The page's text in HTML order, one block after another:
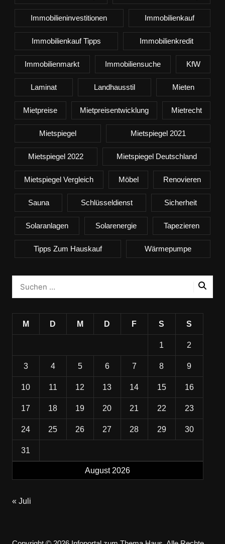
Immobilieninvestitionen Immobilienkauf
Immobilienkauf Tipps Immobilienkredit
Immobilienmarkt Immobiliensuche KfW
Laminat Landhausstil Mieten
Mietpreise Mietpreisentwicklung Mietrecht
Mietspiegel Mietspiegel 2021
Mietspiegel 2022 Mietspiegel Deutschland
Mietspiegel Vergleich Möbel Renovieren
Sauna Schlüsseldienst Sicherheit
Solaranlagen Solarenergie Tapezieren
Tipps Zum Hauskauf Wärmepumpe
August 2026
M D M D F S S
1 2
3 4 5 6 7 8 9
10 11 12 13 14 15 16
17 18 19 20 21 22 23
24 25 26 27 28 29 30
31
« Juli